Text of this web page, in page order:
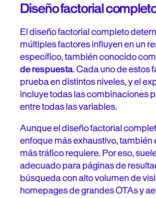
Diseño factorial
El diseño factorial completo
múltiples factores influyen en un
específico, también conocido
de respuesta. Cada uno de estos
prueba en distintos niveles, y el
incluye todas las combinaciones
entre todas las variables.
Aunque el diseño factorial
enfoque más exhaustivo, también
más tráfico requiere. Por eso,
adecuado para páginas de
búsqueda con alto volumen de
homepages de grandes OTAs y